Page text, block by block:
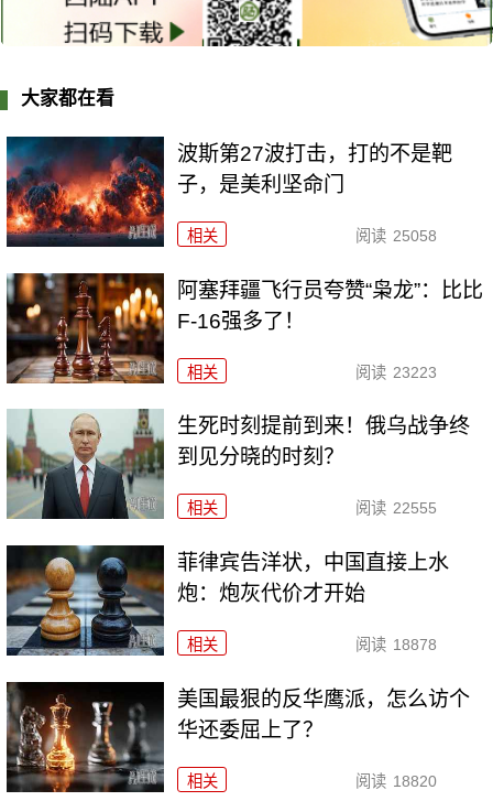
大家都在看
波斯第27波打击，打的不是靶
子，是美利坚命门
相关 阅读 25058
阿塞拜疆飞行员夸赞“枭龙”：比比
F-16强多了！
相关 阅读 23223
生死时刻提前到来！俄乌战争终
到见分晓的时刻？
相关 阅读 22555
菲律宾告洋状，中国直接上水
炮：炮灰代价才开始
相关 阅读 18878
美国最狠的反华鹰派，怎么访个
华还委屈上了？
相关 阅读 18820